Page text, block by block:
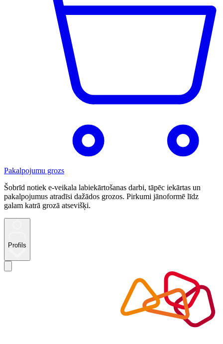
Pakalpojumu grozs
Šobrīd notiek e-veikala labiekārtošanas darbi, tāpēc iekārtas un
pakalpojumus atradīsi dažādos grozos. Pirkumi jānoformē līdz
galam katrā grozā atsevišķi.
Profils